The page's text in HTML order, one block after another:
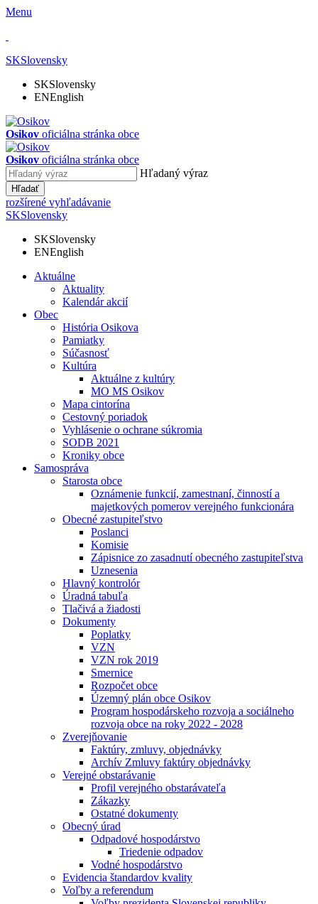
Menu
SKSlovensky
SKSlovensky
ENEnglish
Osikov oficiálna stránka obce
Osikov oficiálna stránka obce
Hľadaný výraz
Hľadať
rozšírené vyhľadávanie
SKSlovensky
SKSlovensky
ENEnglish
Aktuálne
Aktuality
Kalendár akcií
Obec
História Osikova
Pamiatky
Súčasnosť
Kultúra
Aktuálne z kultúry
MO MS Osikov
Mapa cintorína
Cestovný poriadok
Vyhlásenie o ochrane súkromia
SODB 2021
Kroniky obce
Samospráva
Starosta obce
Oznámenie funkcií, zamestnaní, činností a
majetkových pomerov verejného funkcionára
Obecné zastupiteľstvo
Poslanci
Komisie
Zápisnice zo zasadnutí obecného zastupiteľstva
Uznesenia
Hlavný kontrolór
Úradná tabuľa
Tlačivá a žiadosti
Dokumenty
Poplatky
VZN
VZN rok 2019
Smernice
Rozpočet obce
Územný plán obce Osikov
Program hospodárskeho rozvoja a sociálneho
rozvoja obce na roky 2022 - 2028
Zverejňovanie
Faktúry, zmluvy, objednávky
Archív Zmluvy faktúry objednávky
Verejné obstarávanie
Profil verejného obstarávateľa
Zákazky
Ostatné dokumenty
Obecný úrad
Odpadové hospodárstvo
Triedenie odpadov
Vodné hospodárstvo
Evidencia štandardov kvality
Voľby a referendum